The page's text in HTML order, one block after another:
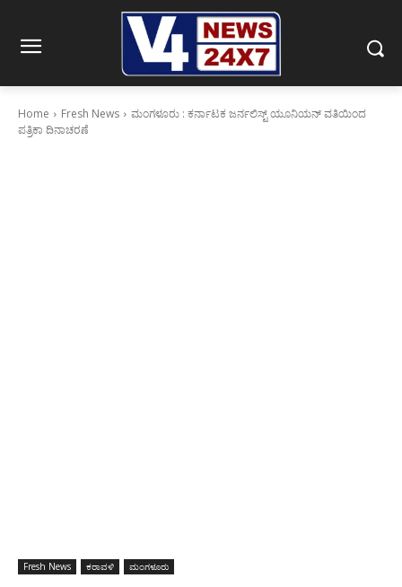
Home Fresh News
ಮಂಗಳೂರು : ಕರ್ನಾಟಕ ಜರ್ನಲಿಸ್ಟ್ ಯೂನಿಯನ್ ವತಿಯಿಂದ
ಪತ್ರಿಕಾ ದಿನಾಚರಣೆ
Fresh News ಕರಾವಳಿ ಮಂಗಳೂರು